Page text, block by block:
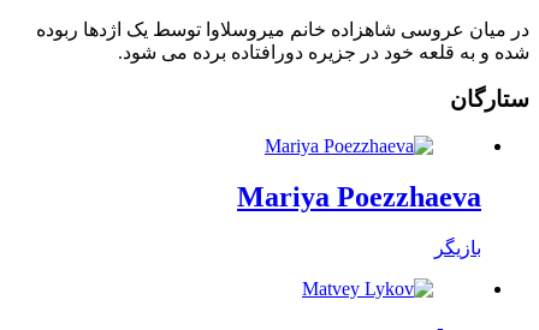
در میان عروسی شاهزاده خانم میروسلاوا توسط یک اژدها ربوده
شده و به قلعه خود در جزیره دورافتاده برده می شود.
ستارگان
Mariya Poezzhaeva
بازیگر